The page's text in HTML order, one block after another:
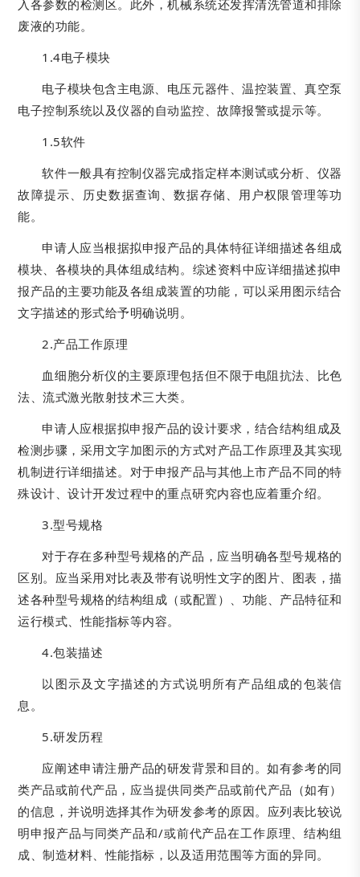
入各参数的检测区。此外，机械系统还发挥清洗管道和排除
废液的功能。
1.4电子模块
电子模块包含主电源、电压元器件、温控装置、真空泵
电子控制系统以及仪器的自动监控、故障报警或提示等。
1.5软件
软件一般具有控制仪器完成指定样本测试或分析、仪器
故障提示、历史数据查询、数据存储、用户权限管理等功
能。
申请人应当根据拟申报产品的具体特征详细描述各组成
模块、各模块的具体组成结构。综述资料中应详细描述拟申
报产品的主要功能及各组成装置的功能，可以采用图示结合
文字描述的形式给予明确说明。
2.产品工作原理
血细胞分析仪的主要原理包括但不限于电阻抗法、比色
法、流式激光散射技术三大类。
申请人应根据拟申报产品的设计要求，结合结构组成及
检测步骤，采用文字加图示的方式对产品工作原理及其实现
机制进行详细描述。对于申报产品与其他上市产品不同的特
殊设计、设计开发过程中的重点研究内容也应着重介绍。
3.型号规格
对于存在多种型号规格的产品，应当明确各型号规格的
区别。应当采用对比表及带有说明性文字的图片、图表，描
述各种型号规格的结构组成（或配置）、功能、产品特征和
运行模式、性能指标等内容。
4.包装描述
以图示及文字描述的方式说明所有产品组成的包装信
息。
5.研发历程
应阐述申请注册产品的研发背景和目的。如有参考的同
类产品或前代产品，应当提供同类产品或前代产品（如有）
的信息，并说明选择其作为研发参考的原因。应列表比较说
明申报产品与同类产品和/或前代产品在工作原理、结构组
成、制造材料、性能指标，以及适用范围等方面的异同。